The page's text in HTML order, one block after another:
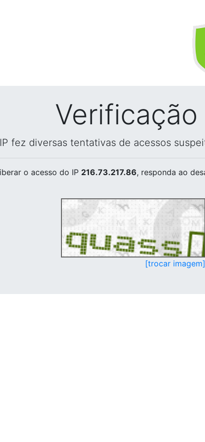
fez diversas tentativas de acessos
o acesso do IP 216.73.217.86, responda ao
[trocar imagem]